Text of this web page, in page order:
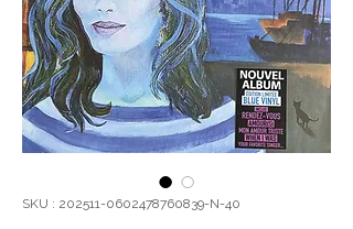
SKU : 202511-0602478760839-N-40